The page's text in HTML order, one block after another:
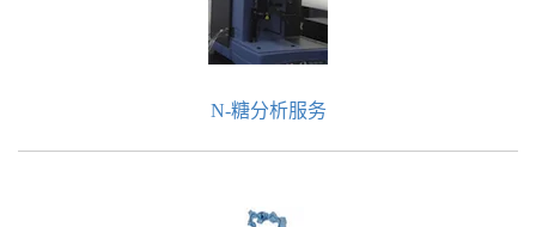
N-糖分析服务